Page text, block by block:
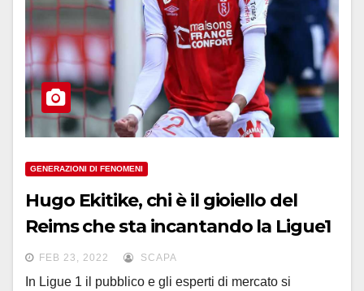
GENERAZIONI DI FENOMENI
Hugo Ekitike, chi è il gioiello del
Reims che sta incantando la Ligue1
FEB 23, 2022 SCAPA
In Ligue 1 il pubblico e gli esperti di mercato si